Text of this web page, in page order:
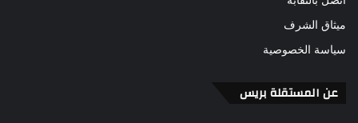
ميثاق الشرف
سياسة الخصوصية
عن المستقلة بريس